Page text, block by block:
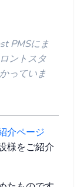
PMSにま
ントスタ
っていま
介ページ
様をご紹介